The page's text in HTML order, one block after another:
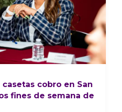
cobro en San
fines de semana de